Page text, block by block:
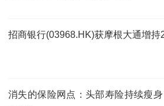
招商银行(03968.HK)获摩根大通增持
消失的保险网点：头部寿险持续瘦